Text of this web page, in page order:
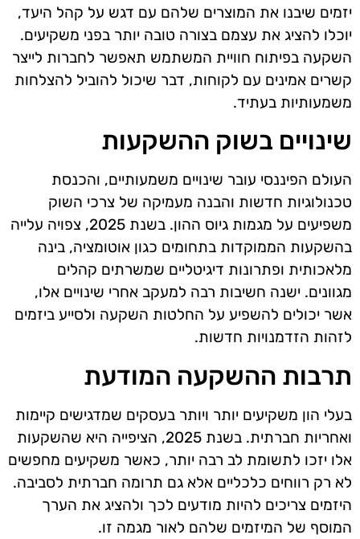
יזמים שיבנו את המוצרים שלהם עם דגש על קהל היעד,
יוכלו להציג את עצמם בצורה טובה יותר בפני משקיעים.
השקעה בפיתוח חוויית המשתמש תאפשר לחברות לייצר
קשרים אמינים עם לקוחות, דבר שיכול להוביל להצלחות
משמעותיות בעתיד.
שינויים בשוק ההשקעות
העולם הפיננסי עובר שינויים משמעותיים, והכנסת
טכנולוגיות חדשות והבנה מעמיקה של צרכי השוק
משפיעים על מגמות גיוס ההון. בשנת 2025, צפויה עלייה
בהשקעות הממוקדות בתחומים כגון אוטומציה, בינה
מלאכותית ופתרונות דיגיטליים שמשרתים קהלים
מגוונים. ישנה חשיבות רבה למעקב אחרי שינויים אלו,
אשר יכולים להשפיע על החלטות השקעה ולסייע ביזמים
לזהות הזדמנויות חדשות.
תרבות ההשקעה המודעת
בעלי הון משקיעים יותר ויותר בעסקים שמדגישים קיימות
ואחריות חברתית. בשנת 2025, הציפייה היא שהשקעות
אלו יזכו לתשומת לב רבה יותר, כאשר משקיעים מחפשים
לא רק רווחים כלכליים אלא גם תרומה חברתית לסביבה.
היזמים צריכים להיות מודעים לכך ולהציג את הערך
המוסף של המיזמים שלהם לאור מגמה זו.